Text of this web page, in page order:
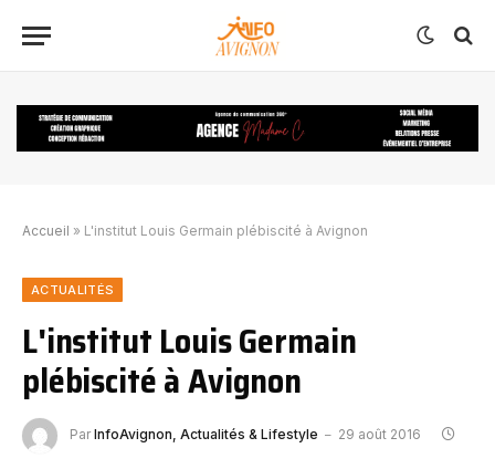
Accueil » L'institut Louis Germain plébiscité à Avignon
ACTUALITÉS
L'institut Louis Germain
plébiscité à Avignon
Par InfoAvignon, Actualités & Lifestyle 29 août 2016